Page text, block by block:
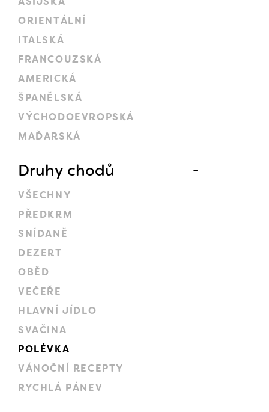
ORIENTÁLNÍ
ITALSKÁ
FRANCOUZSKÁ
AMERICKÁ
ŠPANĚLSKÁ
VÝCHODOEVROPSKÁ
MAĎARSKÁ
Druhy chodů
VŠECHNY
PŘEDKRM
SNÍDANĚ
DEZERT
OBĚD
VEČEŘE
HLAVNÍ JÍDLO
SVAČINA
POLÉVKA
VÁNOČNÍ RECEPTY
RYCHLÁ PÁNEV